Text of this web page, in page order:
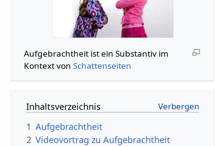
Aufgebrachtheit‏‎ ist ein Substantiv im
Kontext von Schattenseiten
Inhaltsverzeichnis
1 Aufgebrachtheit
2